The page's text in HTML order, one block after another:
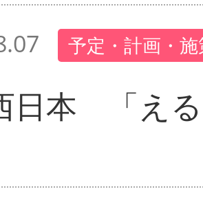
予定・計画・
日本 「え